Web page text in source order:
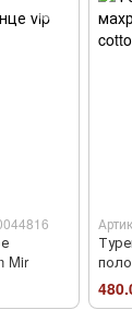
Mir